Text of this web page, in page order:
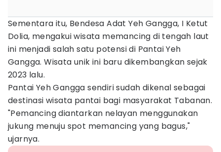
Sementara itu, Bendesa Adat Yeh Gangga, I Ketut
Dolia, mengakui wisata memancing di tengah laut
ini menjadi salah satu potensi di Pantai Yeh
Gangga. Wisata unik ini baru dikembangkan sejak
2023 lalu.
Pantai Yeh Gangga sendiri sudah dikenal sebagai
destinasi wisata pantai bagi masyarakat Tabanan.
"Pemancing diantarkan nelayan menggunakan
jukung menuju spot memancing yang bagus,"
ujarnya.